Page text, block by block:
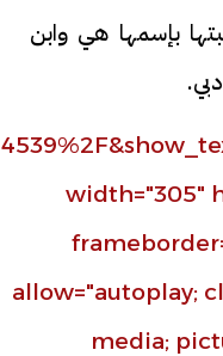
بإسمها هي وابن
width="305"
allow="autoplay;
media;